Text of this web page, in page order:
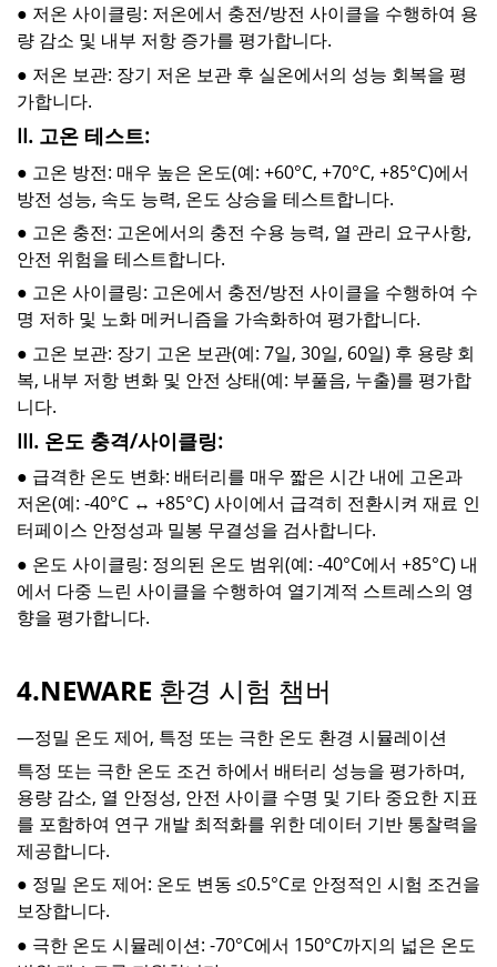
● 저온 사이클링: 저온에서 충전/방전 사이클을 수행하여 용
량 감소 및 내부 저항 증가를 평가합니다.
● 저온 보관: 장기 저온 보관 후 실온에서의 성능 회복을 평
가합니다.
II. 고온 테스트:
● 고온 방전: 매우 높은 온도(예: +60°C, +70°C, +85°C)에서
방전 성능, 속도 능력, 온도 상승을 테스트합니다.
● 고온 충전: 고온에서의 충전 수용 능력, 열 관리 요구사항,
안전 위험을 테스트합니다.
● 고온 사이클링: 고온에서 충전/방전 사이클을 수행하여 수
명 저하 및 노화 메커니즘을 가속화하여 평가합니다.
● 고온 보관: 장기 고온 보관(예: 7일, 30일, 60일) 후 용량 회
복, 내부 저항 변화 및 안전 상태(예: 부풀음, 누출)를 평가합
니다.
III. 온도 충격/사이클링:
● 급격한 온도 변화: 배터리를 매우 짧은 시간 내에 고온과
저온(예: -40°C ↔ +85°C) 사이에서 급격히 전환시켜 재료 인
터페이스 안정성과 밀봉 무결성을 검사합니다.
● 온도 사이클링: 정의된 온도 범위(예: -40°C에서 +85°C) 내
에서 다중 느린 사이클을 수행하여 열기계적 스트레스의 영
향을 평가합니다.
4.NEWARE 환경 시험 챔버
—정밀 온도 제어, 특정 또는 극한 온도 환경 시뮬레이션
특정 또는 극한 온도 조건 하에서 배터리 성능을 평가하며,
용량 감소, 열 안정성, 안전 사이클 수명 및 기타 중요한 지표
를 포함하여 연구 개발 최적화를 위한 데이터 기반 통찰력을
제공합니다.
● 정밀 온도 제어: 온도 변동 ≤0.5°C로 안정적인 시험 조건을
보장합니다.
● 극한 온도 시뮬레이션: -70°C에서 150°C까지의 넓은 온도